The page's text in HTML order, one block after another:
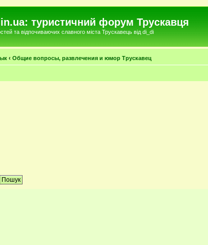
туристичний форум Трускавця
та відпочиваючих славного міста Трускавець від di_di
‹ Общие вопросы, развлечения и юмор Трускавец